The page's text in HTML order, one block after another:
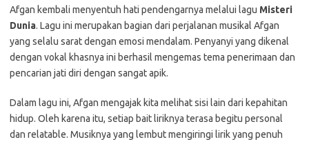
Afgan kembali menyentuh hati pendengarnya melalui lagu Misteri
Dunia. Lagu ini merupakan bagian dari perjalanan musikal Afgan
yang selalu sarat dengan emosi mendalam. Penyanyi yang dikenal
dengan vokal khasnya ini berhasil mengemas tema penerimaan dan
pencarian jati diri dengan sangat apik.
Dalam lagu ini, Afgan mengajak kita melihat sisi lain dari kepahitan
hidup. Oleh karena itu, setiap bait liriknya terasa begitu personal
dan relatable. Musiknya yang lembut mengiringi lirik yang penuh